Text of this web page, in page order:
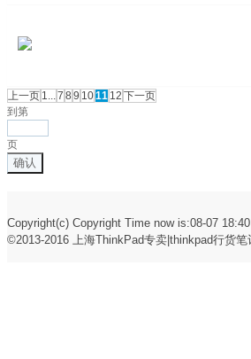
上一页 1...7 8 9 1011 12 下一页
到第
页
确认
Copyright(c) Copyright Time now is:08-07 18:40
©2013-2016 上海ThinkPad专卖|thinkpad行货